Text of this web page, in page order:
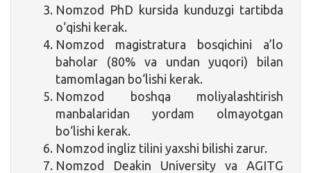
Nomzod PhD kursida kunduzgi tartibda
o‘qishi kerak.
Nomzod magistratura bosqichini a’lo
baholar (80% va undan yuqori) bilan
tamomlagan bo‘lishi kerak.
Nomzod boshqa moliyalashtirish
manbalaridan yordam olmayotgan
bo‘lishi kerak.
Nomzod ingliz tilini yaxshi bilishi zarur.
Nomzod Deakin University va AGITG